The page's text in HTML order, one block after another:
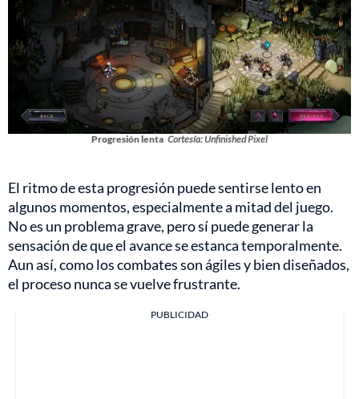
Progresión lenta Cortesía: Unfinished Pixel
El ritmo de esta progresión puede sentirse lento en
algunos momentos, especialmente a mitad del juego.
No es un problema grave, pero sí puede generar la
sensación de que el avance se estanca temporalmente.
Aun así, como los combates son ágiles y bien diseñados,
el proceso nunca se vuelve frustrante.
PUBLICIDAD